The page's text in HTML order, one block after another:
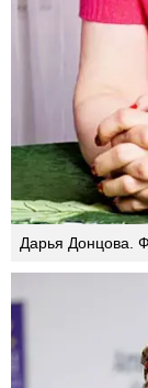
Дарья Донцова.